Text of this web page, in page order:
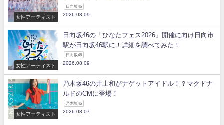
女性アーティスト
日向坂46
2026.08.09
女性アーティスト
日向坂46の「ひなたフェス2026」開催に向け日向市
駅が日向坂46駅に！詳細を調べてみた！
日向坂46
2026.08.09
女性アーティスト
乃木坂46の井上和がナゲットアイドル！？マクドナ
ルドのCMに登場！
乃木坂46
2026.08.07